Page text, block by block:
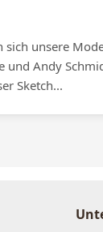
sich unsere
und Andy
Sketch...